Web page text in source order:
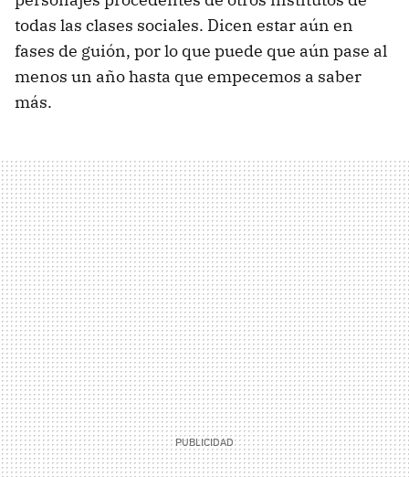
todas las clases sociales. Dicen estar aún en
fases de guión, por lo que puede que aún pase al
menos un año hasta que empecemos a saber
más.